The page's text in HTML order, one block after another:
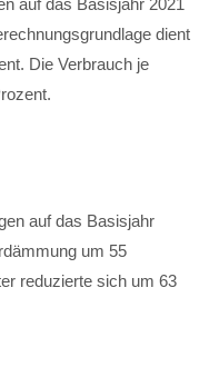
auf das Basisjahr 2021
dient
Die Verbrauch je
auf das Basisjahr
um 55
reduzierte sich um 63